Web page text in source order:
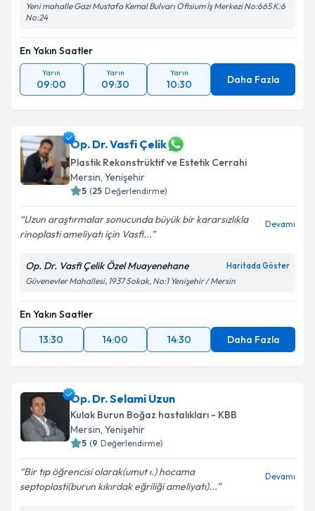
Yeni mahalle Gazi Mustafa Kemal Bulvarı Ofisium İş Merkezi No:665 K:6
No:24
En Yakın Saatler
Yarın
09:00
Yarın
09:30
Yarın
10:30 Daha Fazla
Op. Dr. Vasfi Çelik
Plastik Rekonstrüktif ve Estetik Cerrahi
Mersin, Yenişehir
5 (25 Değerlendirme)
Uzun araştırmalar sonucunda büyük bir kararsızlıkla
rinoplasti ameliyatı için Vasfi...
Devamı
Op. Dr. Vasfi Çelik Özel Muayenehane Haritada Göster
Güvenevler Mahallesi, 1937 Sokak, No:1 Yenişehir / Mersin
En Yakın Saatler
13:30
14:00 14:30 Daha Fazla
Op. Dr. Selami Uzun
Kulak Burun Boğaz hastalıkları - KBB
Mersin, Yenişehir
5 (9 Değerlendirme)
Bir tıp öğrencisi olarak(umut ı.) hocama
septoplasti(burun kıkırdak eğriliği ameliyatı)...
Devamı